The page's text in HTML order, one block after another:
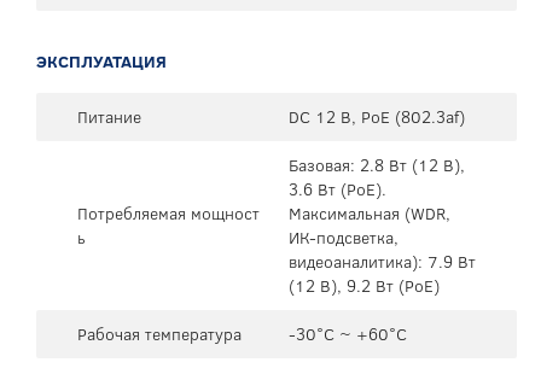
ЭКСПЛУАТАЦИЯ
Питание DC 12 В, PoE (802.3af)
Потребляемая мощност
ь
Базовая: 2.8 Вт (12 В),
3.6 Вт (PoE).
Максимальная (WDR,
ИК-подсветка,
видеоаналитика): 7.9 Вт
(12 В), 9.2 Вт (PoE)
Рабочая температура
-30°C ~ +60°C